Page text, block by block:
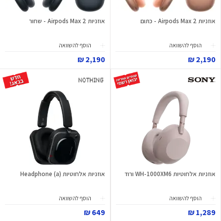
אוזניות Airpods Max 2 - כתום
הוסף להשוואה
2,190 ₪
אוזניות Airpods Max 2 - שחור
הוסף להשוואה
2,190 ₪
אוזניות אלחוטיות WH-1000XM6 ורוד
הוסף להשוואה
1,289 ₪
אוזניות אלחוטיות Headphone (a)
הוסף להשוואה
649 ₪